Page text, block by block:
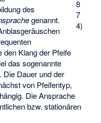
8
7
4)
des
genannt.
den Klang der Pfeife
das sogenannte
. Die Dauer und der
von Pfeifentyp,
Die Ansprache
bzw. stationären